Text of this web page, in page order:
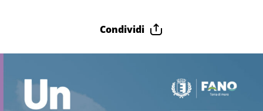
da
Condividi